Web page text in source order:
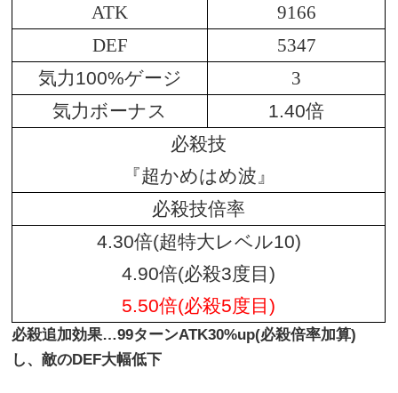
ATK
9166
DEF
5347
気力100%ゲージ
3
気力ボーナス
1.40倍
必殺技
『超かめはめ波』
必殺技倍率
4.30倍(超特大レベル10)
4.90倍(必殺3度目)
5.50倍(必殺5度目)
必殺追加効果…99ターンATK30%up(必殺倍率加算)
し、敵のDEF大幅低下